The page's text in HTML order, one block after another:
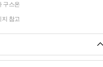
구스온
참고